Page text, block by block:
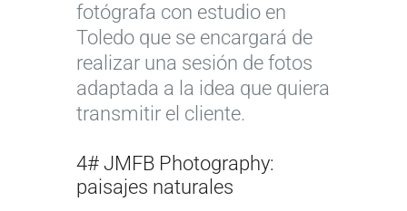
fotógrafa con estudio en
Toledo que se encargará de
realizar una sesión de fotos
adaptada a la idea que quiera
transmitir el cliente.
4# JMFB Photography:
paisajes naturales